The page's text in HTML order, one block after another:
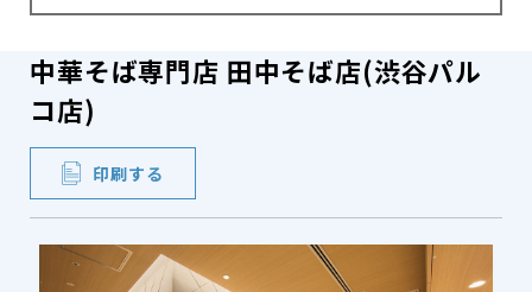
中華そば専門店 田中そば店(渋谷パル
コ店)
印刷する